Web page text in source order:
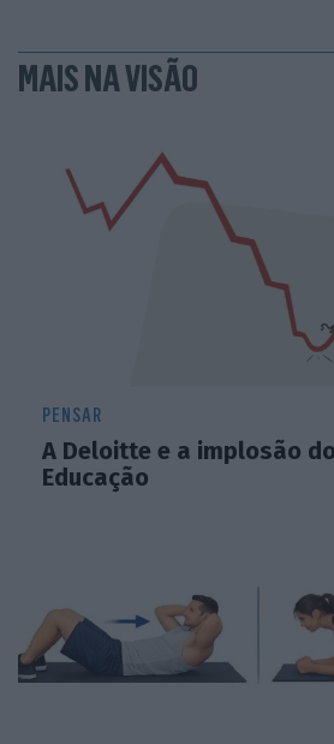
MAIS NA VISÃO
PENSAR
A Deloitte e a implosão
Educação